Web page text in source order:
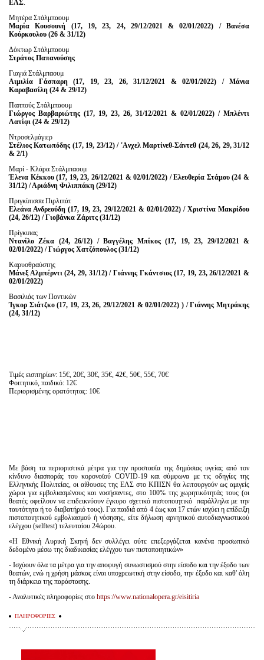
ΕΛΣ.
Μητέρα Στάλμπαουμ
Μαρία Κουσουνή (17, 19, 23, 24, 29/12/2021 & 02/01/2022) / Βανέσα
Κούρκουλου (26 & 31/12)
Δόκτωρ Στάλμπαουμ
Στράτος Παπανούσης
Γιαγιά Στάλμπαουμ
Αιμιλία Γάσπαρη (17, 19, 23, 26, 31/12/2021 & 02/01/2022) / Μάνια
Καραβασίλη (24 & 29/12)
Παππούς Στάλμπαουμ
Γιώργος Βαρβαριώτης (17, 19, 23, 26, 31/12/2021 & 02/01/2022) / Μπλέντι
Λατίφι (24 & 29/12)
Ντροσελμάγιερ
Στέλιος Κατωπόδης (17, 19, 23/12) / 'Aνχελ Μαρτίνεθ-Σάντεθ (24, 26, 29, 31/12
& 2/1)
Μαρί - Κλάρα Στάλμπαουμ
Έλενα Κέκκου (17, 19, 23, 26/12/2021 & 02/01/2022) / Ελευθερία Στάμου (24 &
31/12) / Αριάδνη Φιλιππάκη (29/12)
Πριγκίπισσα Πιρλιπάτ
Ελεάνα Ανδρεούδη (17, 19, 23, 29/12/2021 & 02/01/2022) / Χριστίνα Μακρίδου
(24, 26/12) / Γιοβάνκα Ζάριτς (31/12)
Πρίγκιπας
Ντανίλο Ζέκα (24, 26/12) / Βαγγέλης Μπίκος (17, 19, 23, 29/12/2021 &
02/01/2022) / Γιώργος Χατζόπουλος (31/12)
Καρυοθραύστης
Μάνεξ Αλμπέρντι (24, 29, 31/12) / Γιάννης Γκάντσιος (17, 19, 23, 26/12/2021 &
02/01/2022)
Βασιλιάς των Ποντικών
Ίγκορ Σιάτζκο (17, 19, 23, 26, 29/12/2021 & 02/01/2022) ) / Γιάννης Μητράκης
(24, 31/12)
Τιμές εισιτηρίων: 15€, 20€, 30€, 35€, 42€, 50€, 55€, 70€
Φοιτητικό, παιδικό: 12€
Περιορισμένης ορατότητας: 10€
Με βάση τα περιοριστικά μέτρα για την προστασία της δημόσιας υγείας από τον
κίνδυνο διασποράς του κορονοϊού COVID-19 και σύμφωνα με τις οδηγίες της
Ελληνικής Πολιτείας, οι αίθουσες της ΕΛΣ στο ΚΠΙΣΝ θα λειτουργούν ως αμιγείς
χώροι για εμβολιασμένους και νοσήσαντες, στο 100% της χωρητικότητάς τους (οι
θεατές οφείλουν να επιδεικνύουν έγκυρο σχετικό πιστοποιητικό παράλληλα με την
ταυτότητα ή το διαβατήριό τους). Για παιδιά από 4 έως και 17 ετών ισχύει η επίδειξη
πιστοποιητικού εμβολιασμού ή νόσησης, είτε δήλωση αρνητικού αυτοδιαγνωστικού
ελέγχου (selftest) τελευταίου 24ώρου.
«Η Εθνική Λυρική Σκηνή δεν συλλέγει ούτε επεξεργάζεται κανένα προσωπικό
δεδομένο μέσω της διαδικασίας ελέγχου των πιστοποιητικών»
- Ισχύουν όλα τα μέτρα για την αποφυγή συνωστισμού στην είσοδο και την έξοδο των
θεατών, ενώ η χρήση μάσκας είναι υποχρεωτική στην είσοδο, την έξοδο και καθ' όλη
τη διάρκεια της παράστασης.
- Αναλυτικές πληροφορίες στο https://www.nationalopera.gr/eisitiria
ΠΛΗΡΟΦΟΡΙΕΣ